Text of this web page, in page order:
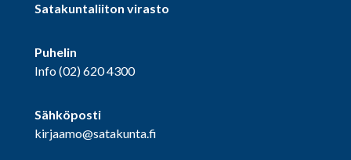
Satakuntaliiton virasto
Puhelin
Info(02) 620 4300
Sähköposti
kirjaamo@satakunta.fi